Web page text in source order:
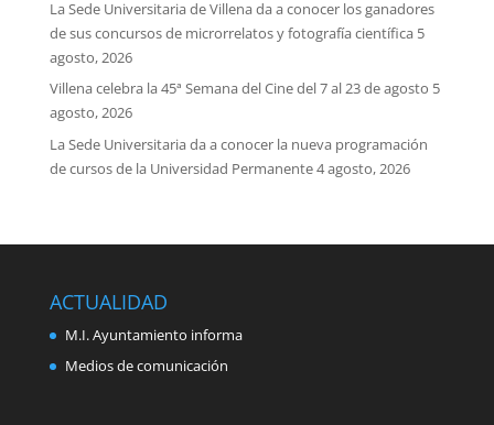
La Sede Universitaria de Villena da a conocer los ganadores
de sus concursos de microrrelatos y fotografía científica 5
agosto, 2026
Villena celebra la 45ª Semana del Cine del 7 al 23 de agosto 5
agosto, 2026
La Sede Universitaria da a conocer la nueva programación
de cursos de la Universidad Permanente4 agosto, 2026
ACTUALIDAD
M.I. Ayuntamiento informa
Medios de comunicación